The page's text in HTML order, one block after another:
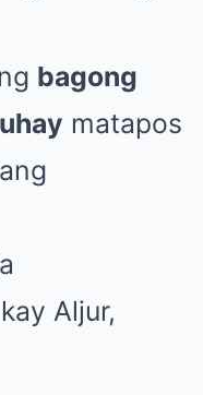
bagong
matapos
Aljur,